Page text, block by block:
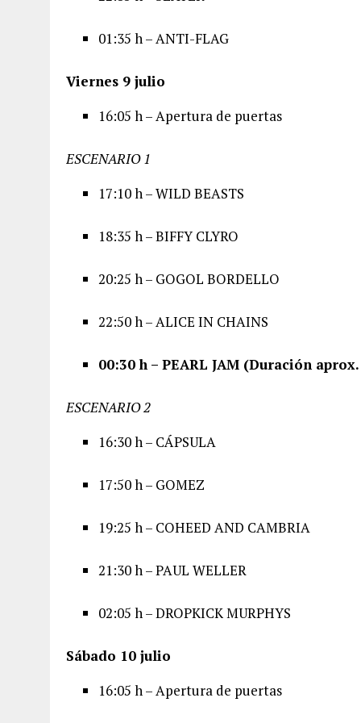
01:35 h – ANTI-FLAG
Viernes 9 julio
16:05 h – Apertura de puertas
ESCENARIO 1
17:10 h – WILD BEASTS
18:35 h – BIFFY CLYRO
20:25 h – GOGOL BORDELLO
22:50 h – ALICE IN CHAINS
00:30 h – PEARL JAM (Duración
ESCENARIO 2
16:30 h – CÁPSULA
17:50 h – GOMEZ
19:25 h – COHEED AND CAMBRIA
21:30 h – PAUL WELLER
02:05 h – DROPKICK MURPHYS
Sábado 10 julio
16:05 h – Apertura de puertas